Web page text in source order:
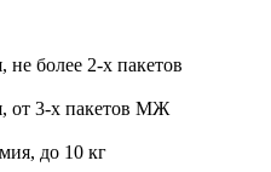
не более 2-х пакетов
от 3-х пакетов МЖ
до 10 кг